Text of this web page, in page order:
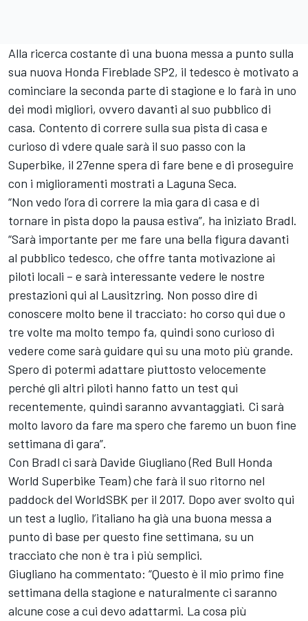
Alla ricerca costante di una buona messa a punto sulla
sua nuova Honda Fireblade SP2, il tedesco è motivato a
cominciare la seconda parte di stagione e lo farà in uno
dei modi migliori, ovvero davanti al suo pubblico di
casa. Contento di correre sulla sua pista di casa e
curioso di vdere quale sarà il suo passo con la
Superbike, il 27enne spera di fare bene e di proseguire
con i miglioramenti mostrati a Laguna Seca.
“Non vedo l’ora di correre la mia gara di casa e di
tornare in pista dopo la pausa estiva”, ha iniziato Bradl.
“Sarà importante per me fare una bella figura davanti
al pubblico tedesco, che offre tanta motivazione ai
piloti locali – e sarà interessante vedere le nostre
prestazioni qui al Lausitzring. Non posso dire di
conoscere molto bene il tracciato: ho corso qui due o
tre volte ma molto tempo fa, quindi sono curioso di
vedere come sarà guidare qui su una moto più grande.
Spero di potermi adattare piuttosto velocemente
perché gli altri piloti hanno fatto un test qui
recentemente, quindi saranno avvantaggiati. Ci sarà
molto lavoro da fare ma spero che faremo un buon fine
settimana di gara”.
Con Bradl ci sarà Davide Giugliano (Red Bull Honda
World Superbike Team) che farà il suo ritorno nel
paddock del WorldSBK per il 2017. Dopo aver svolto qui
un test a luglio, l’italiano ha già una buona messa a
punto di base per questo fine settimana, su un
tracciato che non è tra i più semplici.
Giugliano ha commentato: “Questo è il mio primo fine
settimana della stagione e naturalmente ci saranno
alcune cose a cui devo adattarmi. La cosa più